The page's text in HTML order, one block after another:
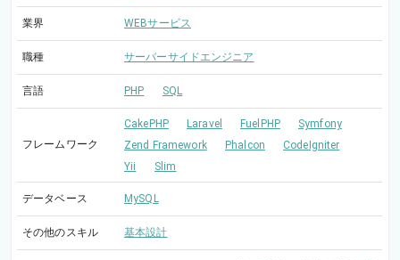
業界 WEBサービス
職種 サーバーサイドエンジニア
言語 PHP SQL
フレームワーク
CakePHP Laravel FuelPHP
Symfony
Zend Framework
Phalcon
CodeIgniter
Yii
Slim
データベース MySQL
その他のスキル 基本設計